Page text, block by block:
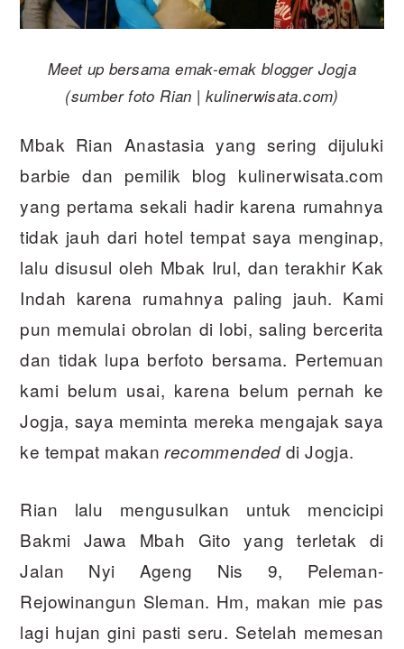
Meet up bersama emak-emak blogger Jogja
(sumber foto Rian | kulinerwisata.com)
Mbak Rian Anastasia yang sering dijuluki
barbie dan pemilik blog kulinerwisata.com
yang pertama sekali hadir karena rumahnya
tidak jauh dari hotel tempat saya menginap,
lalu disusul oleh Mbak Irul, dan terakhir Kak
Indah karena rumahnya paling jauh. Kami
pun memulai obrolan di lobi, saling bercerita
dan tidak lupa berfoto bersama. Pertemuan
kami belum usai, karena belum pernah ke
Jogja, saya meminta mereka mengajak saya
ke tempat makanrecommendeddi Jogja.
Rian lalu mengusulkan untuk mencicipi
Bakmi Jawa Mbah Gito yang terletak di
Jalan Nyi Ageng Nis 9, Peleman-
Rejowinangun Sleman. Hm, makan mie pas
lagi hujan gini pasti seru. Setelah memesan